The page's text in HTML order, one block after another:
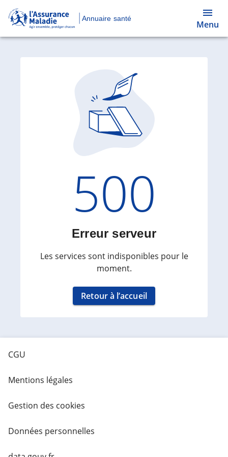
Annuaire santé
Menu
Code
500
Erreur serveur
Les services sont indisponibles pour le
moment.
Retour à l’accueil
CGU
Mentions légales
Gestion des cookies
Données personnelles